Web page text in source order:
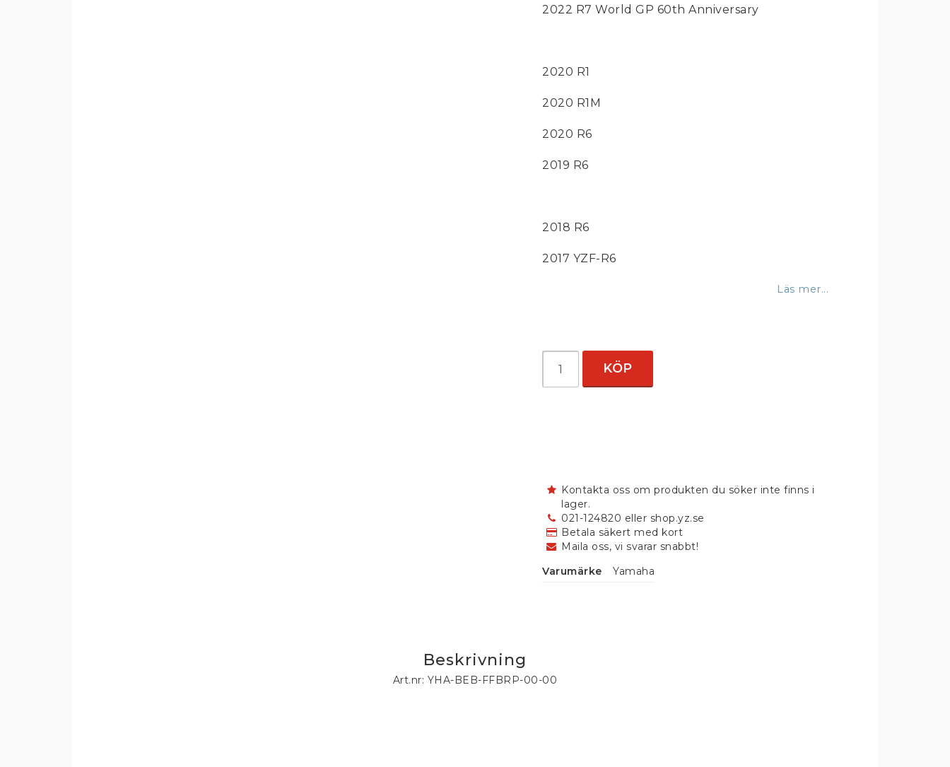
2022 R7 World GP 60th Anniversary
2020 R1
2020 R1M
2020 R6
2019 R6
2018 R6
2017 YZF-R6
Läs mer...
KÖP
Kontakta oss om produkten du söker inte finns i
lager.
021-124820 eller shop.yz.se
Betala säkert med kort
Maila oss, vi svarar snabbt!
Varumärke
Yamaha
Beskrivning
Art.nr: YHA-BEB-FFBRP-00-00